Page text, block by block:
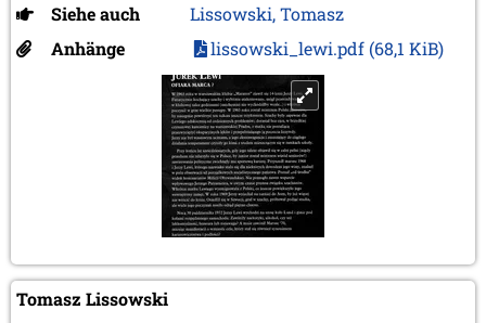
Siehe auch
Lissowski, Tomasz
Anhänge
lissowski_lewi.pdf (68,1 KiB)
Tomasz Lissowski